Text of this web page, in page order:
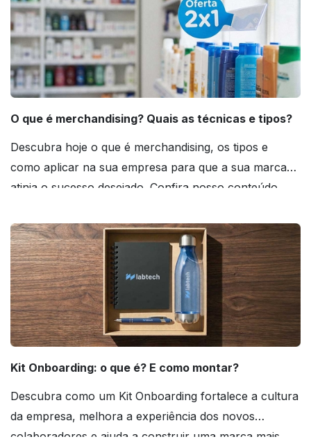
O que é merchandising? Quais as técnicas e tipos?
Descubra hoje o que é merchandising, os tipos e
como aplicar na sua empresa para que a sua marca
atinja o sucesso desejado. Confira nosso conteúdo
Kit Onboarding: o que é? E como montar?
Descubra como um Kit Onboarding fortalece a cultura
da empresa, melhora a experiência dos novos